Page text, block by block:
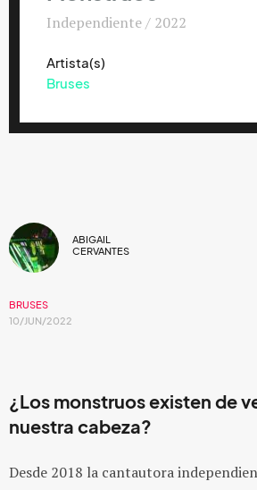
Independiente / 2022
Artista(s)
Bruses
ABIGAIL
CERVANTES
BRUSES
10/JUN/2022
¿Los monstruos existen de
nuestra cabeza?
Desde 2018 la cantautora